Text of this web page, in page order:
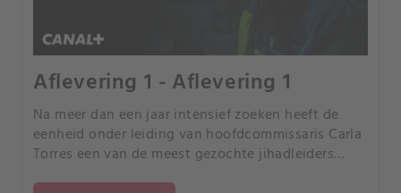
Aflevering 1 - Aflevering 1
Na meer dan een jaar intensief zoeken heeft de
eenheid onder leiding van hoofdcommissaris Carla
Torres een van de meest gezochte jihadleiders